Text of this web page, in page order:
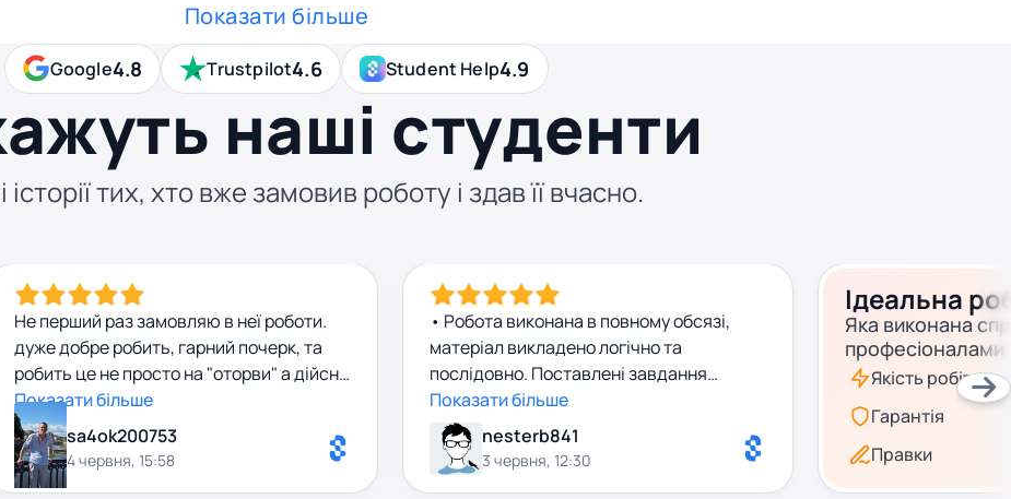
Показати більше
Google4.8 Trustpilot4.6 Student Help4.9
наші студенти
історії тих, хто вже замовив роботу і здав її вчасно.
Не перший раз замовляю в неї роботи.
дуже добре робить, гарний почерк, та
робить це не просто на "оторви" а дійсно
старається допомгти, та дуже швидко
реагує на питання.
Показати більше
sa4ok200753
4 червня, 15:58
• Робота виконана в повному обсязі,
матеріал викладено логічно та
послідовно. Поставлені завдання
досягнуті.
Показати більше
nesterb841
3 червня, 12:30
Ідеальна
Яка виконана
професіоналами
Якість робіт
Гарантія
Правки